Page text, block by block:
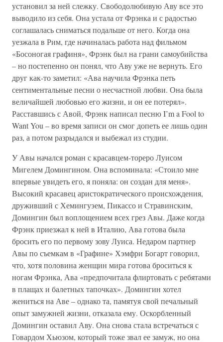
установил за ней слежку. Свободолюбивую Аву все это
выводило из себя. Она устала от Фрэнка и с радостью
соглашалась сниматься подальше от него. Когда она
уезжала в Рим, где начиналась работа над фильмом
«Босоногая графиня», Фрэнк был на грани самоубийства
– но постепенно он понял, что Аву уже не вернуть. Его
друг как-то заметил: «Ава научила Фрэнка петь
сентиментальные песни о несчастной любви. Она была
величайшей любовью его жизни, и он ее потерял».
Расставшись с Авой, Фрэнк написал песню I’m a Fool to
Want You – во время записи он смог допеть ее лишь один
раз, а потом разрыдался и выбежал из студии.
У Авы начался роман с красавцем-тореро Луисом
Мигелем Домингином. Она вспоминала: «Стоило мне
впервые увидеть его, я поняла: он создан для меня».
Высокий красавец аристократического происхождения,
друживший с Хемингуэем, Пикассо и Стравинским,
Домингин был воплощением всех грез Авы. Даже когда
Фрэнк приезжал к ней в Италию, Ава готова была
бросить его по первому зову Луиса. Недаром партнер
Авы по съемкам в «Графине» Хэмфри Богарт говорил,
что, хотя половина женщин мира готова броситься к
ногам Фрэнка, Ава «предпочитала флиртовать с ребятами
в плащах и балетных тапочках». Домингин хотел
жениться на Аве – однако та, памятуя свой печальный
опыт замужней жизни, отказала ему. Оскорбленный
Домингин оставил Аву. Она снова стала встречаться с
Говардом Хьюзом, который тоже звал ее замуж, но она